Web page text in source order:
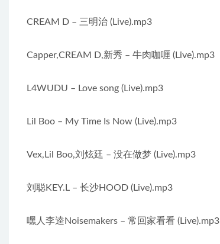
CREAM D – 三明治 (Live).mp3
Capper,CREAM D,新秀 – 牛肉咖喱 (Live).mp3
L4WUDU – Love song (Live).mp3
Lil Boo – My Time Is Now (Live).mp3
Vex,Lil Boo,刘炫廷 – 没在做梦 (Live).mp3
刘聪KEY.L – 长沙HOOD (Live).mp3
嘿人李逵Noisemakers – 常回家看看 (Live).mp3